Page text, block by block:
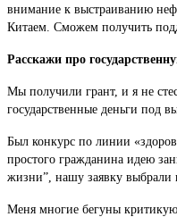
внимание к выстраиванию
Китаем. Сможем получить
Расскажи про
Мы получили грант, и я не
государственные деньги под
Был конкурс по линии
простого гражданина идею
жизни”, нашу заявку выбрали
Меня многие бегуны